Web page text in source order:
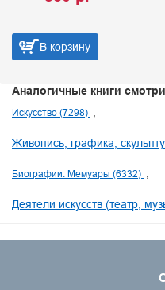
В корзину
Аналогичные книги
Искусство (7298)
Живопись, графика,
Биографии. Мемуары (6332)
Деятели искусств (театр,